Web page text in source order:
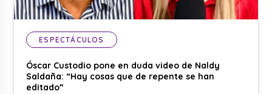
ESPECTÁCULOS
Óscar Custodio pone en duda video de Naldy
Saldaña: “Hay cosas que de repente se han
editado”